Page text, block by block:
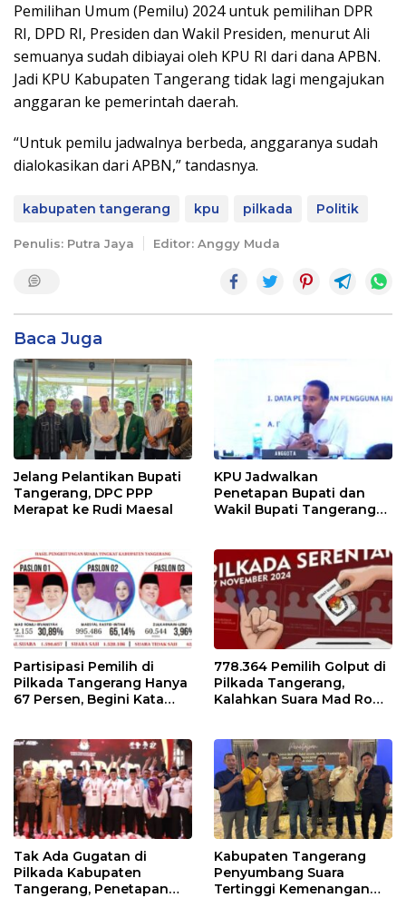
Pemilihan Umum (Pemilu) 2024 untuk pemilihan DPR
RI, DPD RI, Presiden dan Wakil Presiden, menurut Ali
semuanya sudah dibiayai oleh KPU RI dari dana APBN.
Jadi KPU Kabupaten Tangerang tidak lagi mengajukan
anggaran ke pemerintah daerah.
“Untuk pemilu jadwalnya berbeda, anggaranya sudah
dialokasikan dari APBN,” tandasnya.
kabupaten tangerang kpu pilkada Politik
Penulis: Putra Jaya Editor: Anggy Muda
Baca Juga
Jelang Pelantikan Bupati
Tangerang, DPC PPP
Merapat ke Rudi Maesal
KPU Jadwalkan
Penetapan Bupati dan
Wakil Bupati Tangerang
Partisipasi Pemilih di
Pilkada Tangerang Hanya
67 Persen, Begini Kata
778.364 Pemilih Golput di
Pilkada Tangerang,
Kalahkan Suara Mad Romli
Tak Ada Gugatan di
Pilkada Kabupaten
Tangerang, Penetapan
Kabupaten Tangerang
Penyumbang Suara
Tertinggi Kemenangan